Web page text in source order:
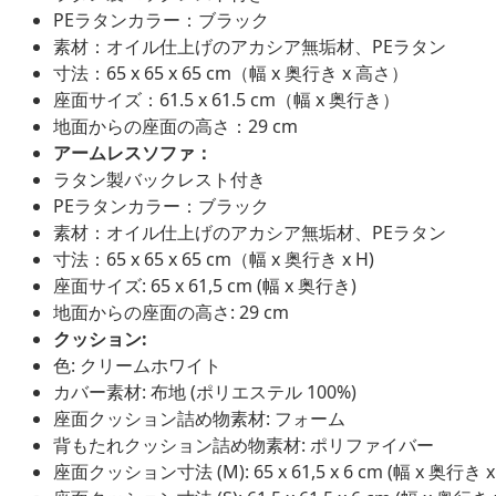
PEラタンカラー：ブラック
素材：オイル仕上げのアカシア無垢材、PEラタン
寸法：65 x 65 x 65 cm（幅 x 奥行き x 高さ）
座面サイズ：61.5 x 61.5 cm（幅 x 奥行き）
地面からの座面の高さ：29 cm
アームレスソファ：
ラタン製バックレスト付き
PEラタンカラー：ブラック
素材：オイル仕上げのアカシア無垢材、PEラタン
寸法：65 x 65 x 65 cm（幅 x 奥行き x H)
座面サイズ: 65 x 61,5 cm (幅 x 奥行き)
地面からの座面の高さ: 29 cm
クッション:
色: クリームホワイト
カバー素材: 布地 (ポリエステル 100%)
座面クッション詰め物素材: フォーム
背もたれクッション詰め物素材: ポリファイバー
座面クッション寸法 (M): 65 x 61,5 x 6 cm (幅 x 奥行き